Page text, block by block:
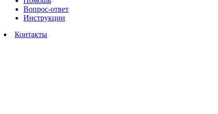
Вопрос-ответ
Инструкции
Контакты